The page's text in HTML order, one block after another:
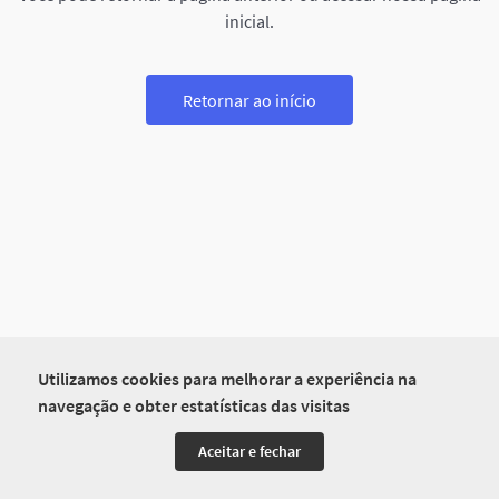
Utilizamos cookies para melhorar a experiência na
navegação e obter estatísticas das visitas
Aceitar e fechar
inicial.
Retornar ao início